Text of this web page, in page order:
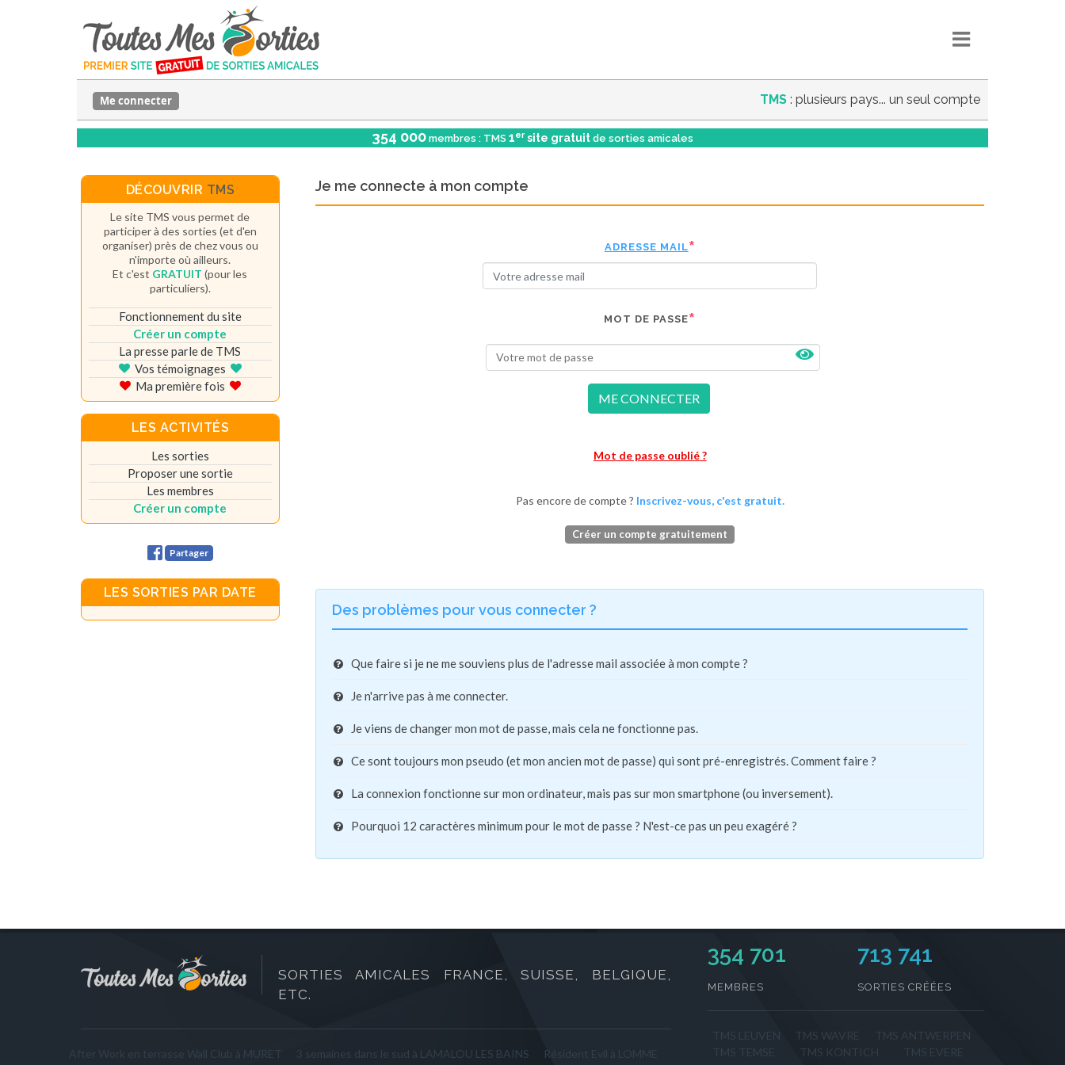
TMS : plusieurs pays... un seul compte
Me connecter
354 000 membres : TMS 1er site gratuit de sorties amicales
Je me connecte à mon compte
ADRESSE MAIL
MOT DE PASSE
ME CONNECTER
Mot de passe oublié ?
Pas encore de compte ? Inscrivez-vous, c'est gratuit.
Créer un compte gratuitement
Des problèmes pour vous connecter ?
Que faire si je ne me souviens plus de l'adresse mail associée à mon compte ?
Je n'arrive pas à me connecter.
Je viens de changer mon mot de passe, mais cela ne fonctionne pas.
Ce sont toujours mon pseudo (et mon ancien mot de passe) qui sont pré-enregistrés. Comment faire ?
La connexion fonctionne sur mon ordinateur, mais pas sur mon smartphone (ou inversement).
Pourquoi 12 caractères minimum pour le mot de passe ? N'est-ce pas un peu exagéré ?
DÉCOUVRIR TMS
Le site TMS vous permet de
participer à des sorties (et d'en
organiser) près de chez vous ou
n'importe où ailleurs.
Et c'est GRATUIT (pour les
particuliers).
Fonctionnement du site
Créer un compte
La presse parle de TMS
Vos témoignages
Ma première fois
LES ACTIVITÉS
Les sorties
Proposer une sortie
Les membres
Créer un compte
Partager
LES SORTIES PAR DATE
SORTIES AMICALES FRANCE, SUISSE, BELGIQUE,
ETC.
After Work en terrasse Wall Club à MURET 3 semaines dans le sud à LAMALOU LES BAINS
Résident Evil à LOMME
354 701
MEMBRES
713 741
SORTIES CRÉÉES
TMS WAVRE
TMS ANTWERPEN
TMS KONTICH
TMS EVERE